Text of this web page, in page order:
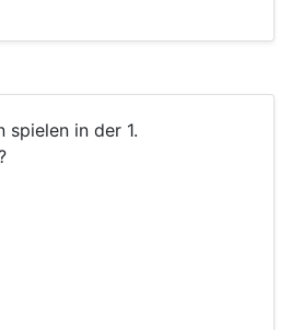
spielen in der 1.